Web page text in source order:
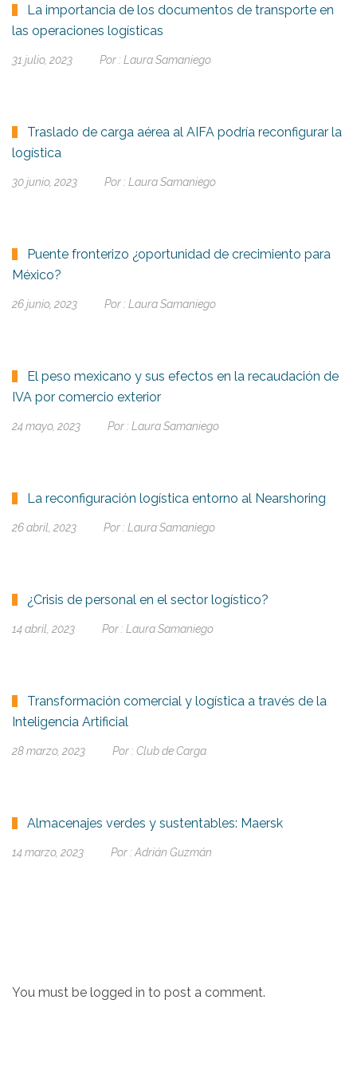
La importancia de los documentos de transporte en
las operaciones logísticas
31 julio, 2023 Por : Laura Samaniego
Traslado de carga aérea al AIFA podría reconfigurar la
logística
30 junio, 2023 Por : Laura Samaniego
Puente fronterizo ¿oportunidad de crecimiento para
México?
26 junio, 2023 Por : Laura Samaniego
El peso mexicano y sus efectos en la recaudación de
IVA por comercio exterior
24 mayo, 2023 Por : Laura Samaniego
La reconfiguración logística entorno al Nearshoring
26 abril, 2023 Por : Laura Samaniego
¿Crisis de personal en el sector logístico?
14 abril, 2023 Por : Laura Samaniego
Transformación comercial y logística a través de la
Inteligencia Artificial
28 marzo, 2023 Por : Club de Carga
Almacenajes verdes y sustentables: Maersk
14 marzo, 2023 Por : Adrián Guzmán
You must be logged in to post a comment.